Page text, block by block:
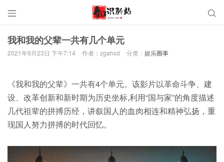
 
我和我的父辈一共有几个单元
2021年9月23日 下午7:14 作者：zgahxd 分类： 娱乐圈事
《我和我的父辈》一共有4个单元。该影片以革命斗争、建
设、改革创新和新时期为历史坐标,利用“国与家”的角度描述
几代祖辈的拼搏历经，讲叙国人的血肉相连和精神弘扬，重
现国人努力拼搏的时代回忆。